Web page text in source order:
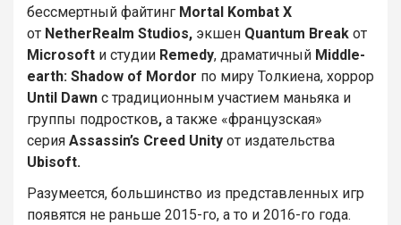
бессмертный файтинг Mortal Kombat X
от NetherRealm Studios, экшен Quantum Break от
Microsoft и студии Remedy, драматичный Middle-
earth: Shadow of Mordor по миру Толкиена, хоррор
Until Dawn с традиционным участием маньяка и
группы подростков, а также «французская»
серия Assassin’s Creed Unity от издательства
Ubisoft.
Разумеется, большинство из представленных игр
появятся не раньше 2015-го, а то и 2016-го года.